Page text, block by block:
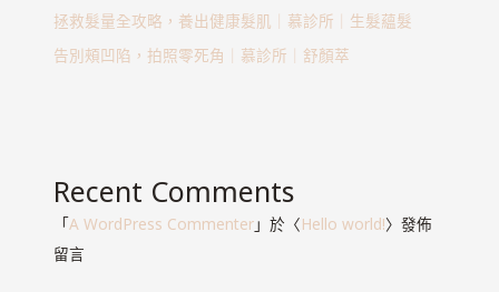
拯救髮量全攻略，養出健康髮肌｜慕診所｜生髮蘊髮
告別頰凹陷，拍照零死角｜慕診所｜舒顏萃
Recent Comments
「A WordPress Commenter」於〈Hello world!〉發佈
留言